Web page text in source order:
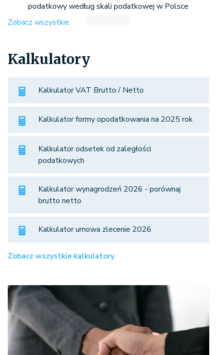
podatkowy według skali podatkowej w Polsce
Zobacz wszystkie
Kalkulatory
Kalkulator VAT Brutto / Netto
Kalkulator formy opodatkowania na 2025 rok
Kalkulator odsetek od zaległości
podatkowych
Kalkulator wynagrodzeń 2026 - porównaj
brutto netto
Kalkulator umowa zlecenie 2026
Zobacz wszystkie kalkulatory